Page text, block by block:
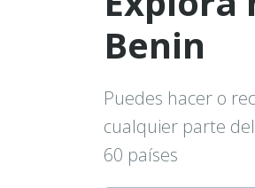
Benin
Puedes hacer o
cualquier parte
60 países